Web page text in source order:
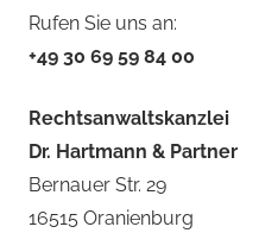
Rufen Sie uns an:
+49 30 69 59 84 00
Rechtsanwaltskanzlei
Dr. Hartmann & Partner
Bernauer Str. 29
16515 Oranienburg